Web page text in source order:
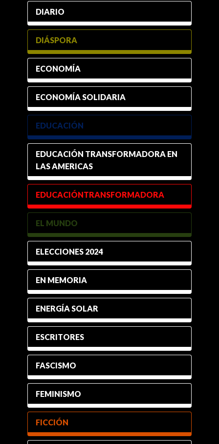
DIARIO
DIÁSPORA
ECONOMÍA
ECONOMÍA SOLIDARIA
EDUCACIÓN
EDUCACIÓN TRANSFORMADORA EN
LAS AMERICAS
EDUCACIÓNTRANSFORMADORA
EL MUNDO
ELECCIONES 2024
EN MEMORIA
ENERGÍA SOLAR
ESCRITORES
FASCISMO
FEMINISMO
FICCIÓN